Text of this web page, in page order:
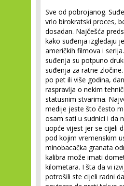
Sve od pobrojanog.
vrlo birokratski proces,
dosadan. Najčešća
kako suđenja izgledaju
američkih filmova i
suđenja su potpuno
suđenja za ratne
po pet ili više godina,
raspravlja o nekim
statusnim stvarima.
medije jeste što često
osam sati u sudnici i da
uopće vijest jer se cijeli
pod kojim vremenskim
minobacačka granata
kalibra može imati
kilometara. I šta da vi
potrošili ste cijeli radni